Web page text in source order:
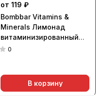
от 119 ₽
Bombbar Vitamins &
Minerals Лимонад
витаминизированный
330мл
0
В корзину